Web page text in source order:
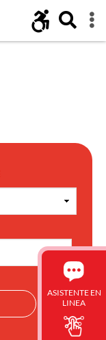
ASISTENTE EN
LINEA